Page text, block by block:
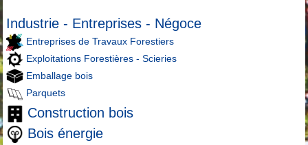
Industrie - Entreprises - Négoce
Entreprises de Travaux Forestiers
Exploitations Forestières - Scieries
Emballage bois
Parquets
Construction bois
Bois énergie